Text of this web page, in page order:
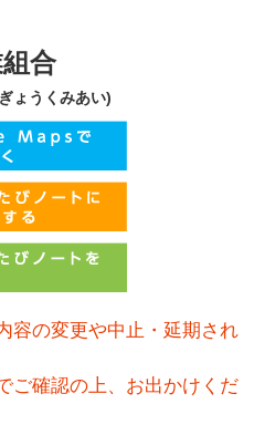
合
ょうくみあい)
容の変更や中止・延期され
ご確認の上、お出かけくだ